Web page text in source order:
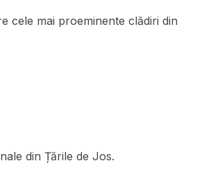
cele mai proeminente clădiri din
din Țările de Jos.